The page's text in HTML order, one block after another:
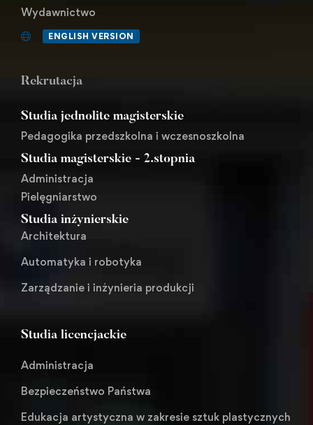
Wydawnictwo
ENGLISH VERSION
Rekrutacja
Studia jednolite magisterskie
Pedagogika przedszkolna i wczesnoszkolna
Studia magisterskie - 2.stopnia
Administracja
Pielęgniarstwo
Studia inżynierskie
Architektura
Automatyka i robotyka
Zarządzanie i inżynieria produkcji
Studia licencjackie
Administracja
Bezpieczeństwo Państwa
Edukacja artystyczna w zakresie sztuk plastycznych